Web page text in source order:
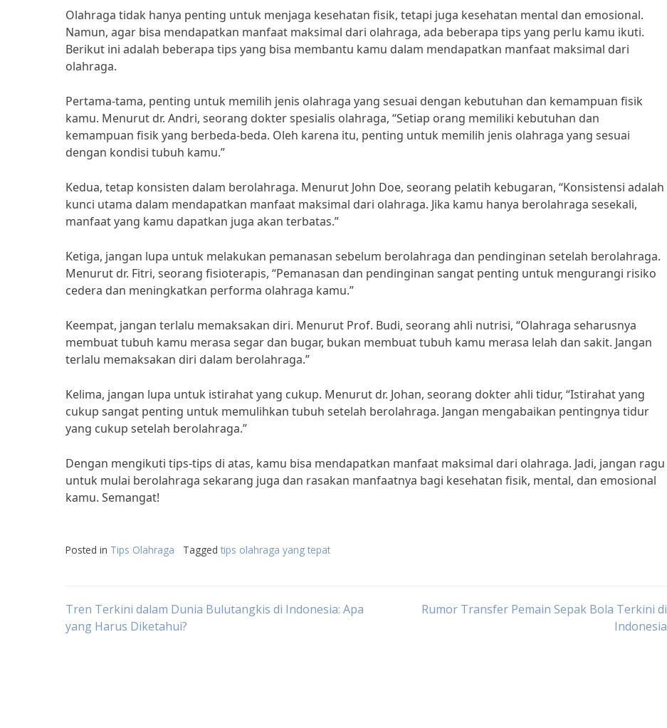
Olahraga tidak hanya penting untuk menjaga kesehatan fisik, tetapi juga kesehatan mental dan emosional.
Namun, agar bisa mendapatkan manfaat maksimal dari olahraga, ada beberapa tips yang perlu kamu ikuti.
Berikut ini adalah beberapa tips yang bisa membantu kamu dalam mendapatkan manfaat maksimal dari
olahraga.
Pertama-tama, penting untuk memilih jenis olahraga yang sesuai dengan kebutuhan dan kemampuan fisik
kamu. Menurut dr. Andri, seorang dokter spesialis olahraga, “Setiap orang memiliki kebutuhan dan
kemampuan fisik yang berbeda-beda. Oleh karena itu, penting untuk memilih jenis olahraga yang sesuai
dengan kondisi tubuh kamu.”
Kedua, tetap konsisten dalam berolahraga. Menurut John Doe, seorang pelatih kebugaran, “Konsistensi adalah
kunci utama dalam mendapatkan manfaat maksimal dari olahraga. Jika kamu hanya berolahraga sesekali,
manfaat yang kamu dapatkan juga akan terbatas.”
Ketiga, jangan lupa untuk melakukan pemanasan sebelum berolahraga dan pendinginan setelah berolahraga.
Menurut dr. Fitri, seorang fisioterapis, “Pemanasan dan pendinginan sangat penting untuk mengurangi risiko
cedera dan meningkatkan performa olahraga kamu.”
Keempat, jangan terlalu memaksakan diri. Menurut Prof. Budi, seorang ahli nutrisi, “Olahraga seharusnya
membuat tubuh kamu merasa segar dan bugar, bukan membuat tubuh kamu merasa lelah dan sakit. Jangan
terlalu memaksakan diri dalam berolahraga.”
Kelima, jangan lupa untuk istirahat yang cukup. Menurut dr. Johan, seorang dokter ahli tidur, “Istirahat yang
cukup sangat penting untuk memulihkan tubuh setelah berolahraga. Jangan mengabaikan pentingnya tidur
yang cukup setelah berolahraga.”
Dengan mengikuti tips-tips di atas, kamu bisa mendapatkan manfaat maksimal dari olahraga. Jadi, jangan ragu
untuk mulai berolahraga sekarang juga dan rasakan manfaatnya bagi kesehatan fisik, mental, dan emosional
kamu. Semangat!
Posted in Tips Olahraga Tagged tips olahraga yang tepat
Post
Tren Terkini dalam Dunia Bulutangkis di Indonesia: Apa
yang Harus Diketahui?
Rumor Transfer Pemain Sepak Bola Terkini di
Indonesia